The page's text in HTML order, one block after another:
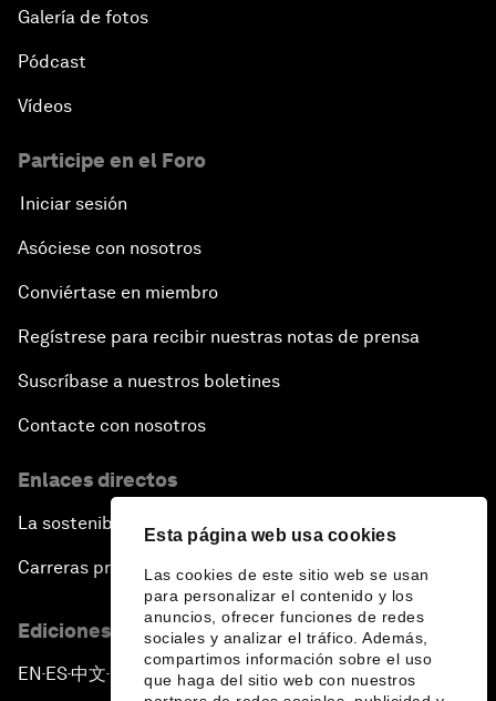
Esta página web usa cookies
Las cookies de este sitio web se usan
para personalizar el contenido y los
anuncios, ofrecer funciones de redes
sociales y analizar el tráfico. Además,
compartimos información sobre el uso
que haga del sitio web con nuestros
Galería de fotos
Pódcast
Vídeos
Participe en el Foro
Iniciar sesión
Asóciese con nosotros
Conviértase en miembro
Regístrese para recibir nuestras notas de prensa
Suscríbase a nuestros boletines
Contacte con nosotros
Enlaces directos
La sostenibilidad en el Foro
Carreras profesionales
Ediciones en otros idiomas
EN ▪ES▪中文▪ 日本語